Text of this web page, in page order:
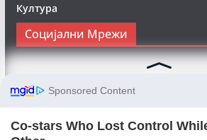
Култура
Социјални Мрежи